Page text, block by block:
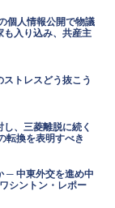
個人情報公開で物議
入り込み、共産主
トレスどう抜こう
、三菱離脱に続く
転換を表明すべき
─ 中東外交を進め中
シントン・レポー